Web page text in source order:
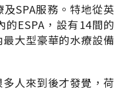
SPA服務。特地從英
ESPA，設有14間的
大型豪華的水療設備
人來到後才發覺，荷